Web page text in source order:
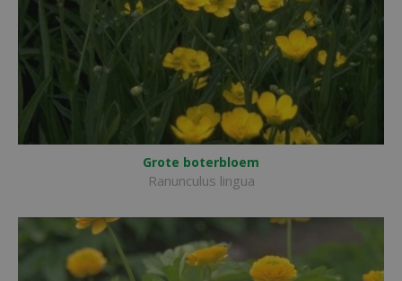
Grote boterbloem
Ranunculus lingua